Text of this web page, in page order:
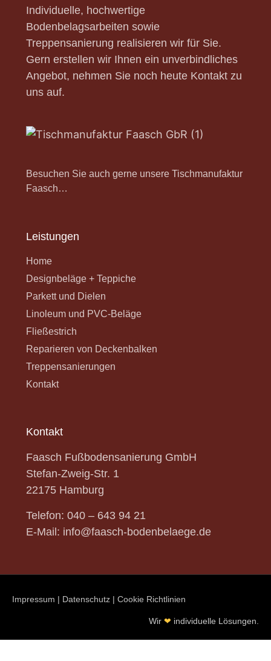
Individuelle, hochwertige
Bodenbelagsarbeiten sowie
Treppensanierung realisieren wir für Sie.
Gern erstellen wir Ihnen ein unverbindliches
Angebot, nehmen Sie noch heute Kontakt zu
uns auf.
Besuchen Sie auch gerne unsere Tischmanufaktur
Faasch…
Leistungen
Home
Designbeläge + Teppiche
Parkett und Dielen
Linoleum und PVC-Beläge
Fließestrich
Reparieren von Deckenbalken
Treppensanierungen
Kontakt
Kontakt
Faasch Fußbodensanierung GmbH
Stefan-Zweig-Str. 1
22175 Hamburg
Telefon: 040 – 643 94 21
E-Mail: info@faasch-bodenbelaege.de
Impressum | Datenschutz | Cookie Richtlinien
Wir ❤ individuelle Lösungen.